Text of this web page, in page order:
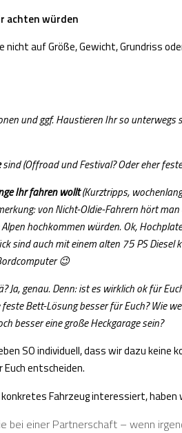
achten würden
nicht auf Größe, Gewicht, Grundriss
und ggf. Haustieren Ihr so unterwegs
sind (Offroad und Festival? Oder eher
Ihr fahren wollt(Kurztripps,
von Nicht-Oldie-Fahrern hört
hochkommen würden. Ok,
sind auch mit einem alten 75 PS Diesel
😉
Ja, genau. Denn: ist es wirklich ok für
Bett-Lösung besser für Euch? Wie
besser eine große Heckgarage sein?
SO individuell, dass wir dazu
entscheiden.
konkretes Fahrzeug interessiert, haben
bei einer Partnerschaft – wenn